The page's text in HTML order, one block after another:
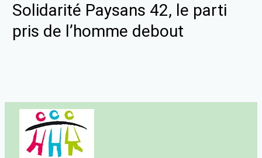
Solidarité Paysans 42, le parti
pris de l’homme debout